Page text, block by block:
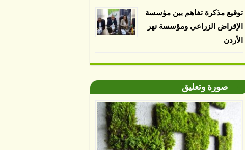
توقيع مذكرة تفاهم بين مؤسسة
الإقراض الزراعي ومؤسسة نهر
الأردن
صورة وتعليق